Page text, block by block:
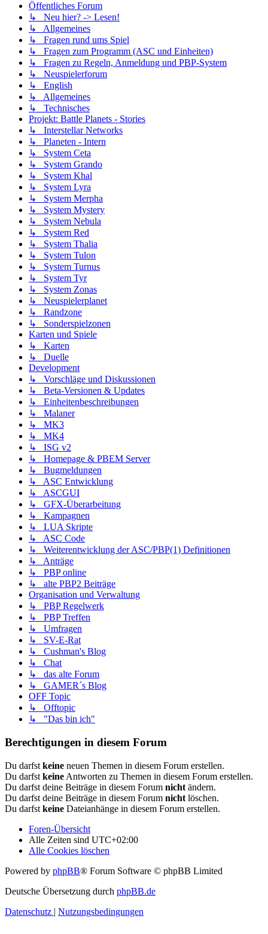
Öffentliches Forum
↳ Neu hier? -> Lesen!
↳ Allgemeines
↳ Fragen rund ums Spiel
↳ Fragen zum Programm (ASC und Einheiten)
↳ Fragen zu Regeln, Anmeldung und PBP-System
↳ Neuspielerforum
↳ English
↳ Allgemeines
↳ Technisches
Projekt: Battle Planets - Stories
↳ Interstellar Networks
↳ Planeten - Intern
↳ System Ceta
↳ System Grando
↳ System Khal
↳ System Lyra
↳ System Merpha
↳ System Mystery
↳ System Nebula
↳ System Red
↳ System Thalia
↳ System Tulon
↳ System Turnus
↳ System Tyr
↳ System Zonas
↳ Neuspielerplanet
↳ Randzone
↳ Sonderspielzonen
Karten und Spiele
↳ Karten
↳ Duelle
Development
↳ Vorschläge und Diskussionen
↳ Beta-Versionen & Updates
↳ Einheitenbeschreibungen
↳ Malaner
↳ MK3
↳ MK4
↳ ISG v2
↳ Homepage & PBEM Server
↳ Bugmeldungen
↳ ASC Entwicklung
↳ ASCGUI
↳ GFX-Überarbeitung
↳ Kampagnen
↳ LUA Skripte
↳ ASC Code
↳ Weiterentwicklung der ASC/PBP(1) Definitionen
↳ Anträge
↳ PBP online
↳ alte PBP2 Beiträge
Organisation und Verwaltung
↳ PBP Regelwerk
↳ PBP Treffen
↳ Umfragen
↳ SV-E-Rat
↳ Cushman's Blog
↳ Chat
↳ das alte Forum
↳ GAMER´s Blog
OFF Topic
↳ Offtopic
↳ "Das bin ich"
Berechtigungen in diesem Forum
Du darfst keine neuen Themen in diesem Forum erstellen.
Du darfst keine Antworten zu Themen in diesem Forum erstellen.
Du darfst deine Beiträge in diesem Forum nicht ändern.
Du darfst deine Beiträge in diesem Forum nicht löschen.
Du darfst keine Dateianhänge in diesem Forum erstellen.
Foren-Übersicht
Alle Zeiten sind UTC+02:00
Alle Cookies löschen
Powered by phpBB® Forum Software © phpBB Limited
Deutsche Übersetzung durch phpBB.de
Datenschutz | Nutzungsbedingungen